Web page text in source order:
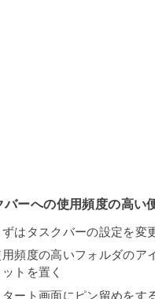
バーへの使用頻度の高い
ずはタスクバーの設定を変
用頻度の高いフォルダのア
ットを置く
タート画面にピン留めをす